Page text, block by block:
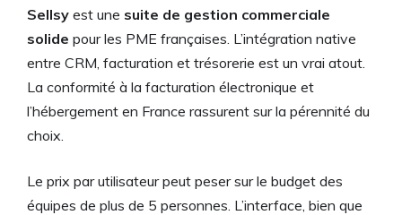
Sellsy est une suite de gestion commerciale
solide pour les PME françaises. L’intégration native
entre CRM, facturation et trésorerie est un vrai atout.
La conformité à la facturation électronique et
l’hébergement en France rassurent sur la pérennité du
choix.
Le prix par utilisateur peut peser sur le budget des
équipes de plus de 5 personnes. L’interface, bien que